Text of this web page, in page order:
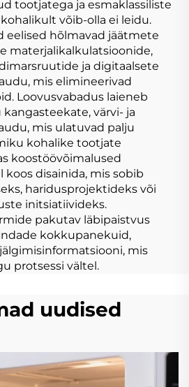
tootjatega ja esmaklassiliste
võib-olla ei leidu.
eelised hõlmavad jäätmete
materjalikalkulatsioonide,
ja digitaalsete
mis elimineerivad
Loovusvabadus laieneb
värvi- ja
mis ulatuvad palju
kohalike tootjate
koostöövõimalused
disainida, mis sobib
haridusprojektideks või
initsiatiivideks.
pakutav läbipaistvus
kokkupanekuid,
mis
protsessi vältel.
uudised